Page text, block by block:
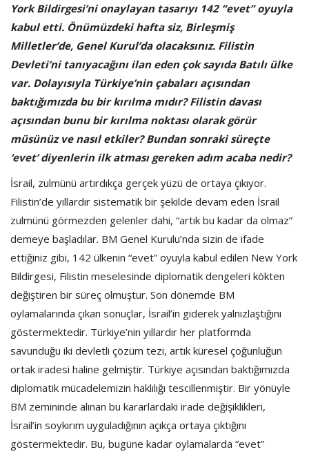
York Bildirgesi’ni onaylayan tasarıyı 142 “evet” oyuyla
kabul etti. Önümüzdeki hafta siz, Birleşmiş
Milletler’de, Genel Kurul’da olacaksınız. Filistin
Devleti’ni tanıyacağını ilan eden çok sayıda Batılı ülke
var. Dolayısıyla Türkiye’nin çabaları açısından
baktığımızda bu bir kırılma mıdır? Filistin davası
açısından bunu bir kırılma noktası olarak görür
müsünüz ve nasıl etkiler? Bundan sonraki süreçte
‘evet’ diyenlerin ilk atması gereken adım acaba nedir?
İsrail, zulmünü artırdıkça gerçek yüzü de ortaya çıkıyor.
Filistin’de yıllardır sistematik bir şekilde devam eden İsrail
zulmünü görmezden gelenler dahi, “artık bu kadar da olmaz”
demeye başladılar. BM Genel Kurulu’nda sizin de ifade
ettiğiniz gibi, 142 ülkenin “evet” oyuyla kabul edilen New York
Bildirgesi, Filistin meselesinde diplomatik dengeleri kökten
değiştiren bir süreç olmuştur. Son dönemde BM
oylamalarında çıkan sonuçlar, İsrail’in giderek yalnızlaştığını
göstermektedir. Türkiye’nin yıllardır her platformda
savunduğu iki devletli çözüm tezi, artık küresel çoğunluğun
ortak iradesi haline gelmiştir. Türkiye açısından baktığımızda
diplomatik mücadelemizin haklılığı tescillenmiştir. Bir yönüyle
BM zemininde alınan bu kararlardaki irade değişiklikleri,
İsrail’in soykırım uyguladığının açıkça ortaya çıktığını
göstermektedir. Bu, bugüne kadar oylamalarda “evet”